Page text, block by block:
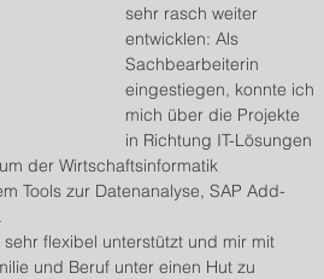
sehr rasch weiter
entwicklen: Als
Sachbearbeiterin
eingestiegen, konnte ich
mich über die Projekte
in Richtung IT-Lösungen
der Wirtschaftsinformatik
Tools zur Datenanalyse, SAP Add-
flexibel unterstützt und mir mit
und Beruf unter einen Hut zu